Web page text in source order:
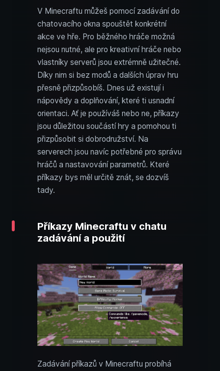
V Minecraftu můžeš pomocí zadávání do
chatovacího okna spouštět konkrétní
akce ve hře. Pro běžného hráče možná
nejsou nutné, ale pro kreativní hráče nebo
vlastníky serverů jsou extrémně užitečné.
Díky nim si bez modů a dalších úprav hru
přesně přizpůsobíš. Dnes už existují i
nápovědy a doplňování, které ti usnadní
orientaci. Ať je používáš nebo ne, příkazy
jsou důležitou součástí hry a pomohou ti
přizpůsobit si dobrodružství. Na
serverech jsou navíc potřebné pro správu
hráčů a nastavování parametrů. Které
příkazy bys měl určitě znát, se dozvíš
tady.
Příkazy Minecraftu v chatu
zadávání a použití
Zadávání příkazů v Minecraftu probíhá